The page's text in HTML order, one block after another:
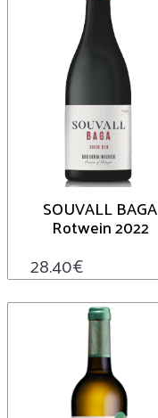
SOUVALL BAGA
Rotwein 2022
28.40€